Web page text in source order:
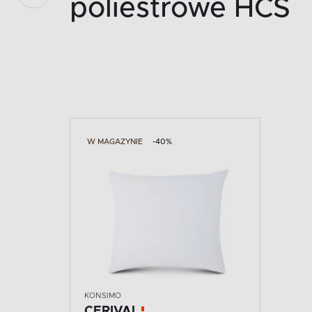
poliestrowe HCS
W MAGAZYNIE -40%
KONSIMO